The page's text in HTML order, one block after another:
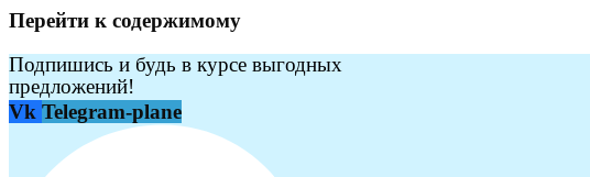
Перейти к содержимому
Подпишись и будь в курсе выгодных
предложений!
Vk Telegram-plane